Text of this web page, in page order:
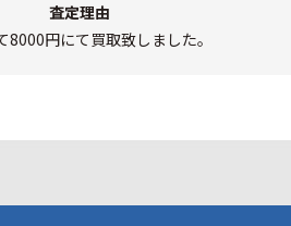
査定理由
円にて買取致しました。